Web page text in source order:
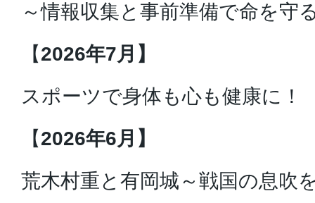
～情報収集と事前準備で命を守
【2026年7月】
スポーツで身体も心も健康に！
【2026年6月】
荒木村重と有岡城～戦国の息吹